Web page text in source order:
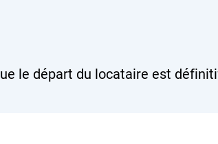
le départ du locataire est